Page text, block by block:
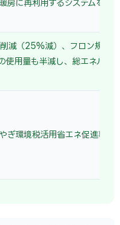
房に再利用するシステムを構
減（25%減）、フロン規制
使用量も半減し、総エネルギ
ぎ環境税活用省エネ促進事業